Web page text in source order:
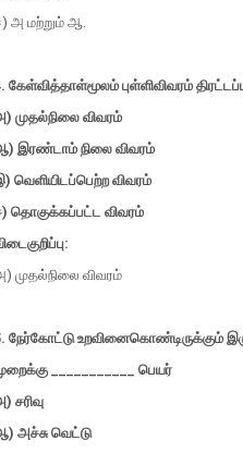
அ மற்றும் ஆ.
கேள்வித்தாள்மூலம் புள்ளிவிவரம்
முதல்நிலை விவரம்
இரண்டாம் நிலை விவரம்
வெளியிடப்பெற்ற விவரம்
தொகுக்கப்பட்ட விவரம்
முதல்நிலை விவரம்
நேர்கோட்டு உறவினைகொண்டிருக்கும்
___________ பெயர்
சரிவு
அச்சு வெட்டு